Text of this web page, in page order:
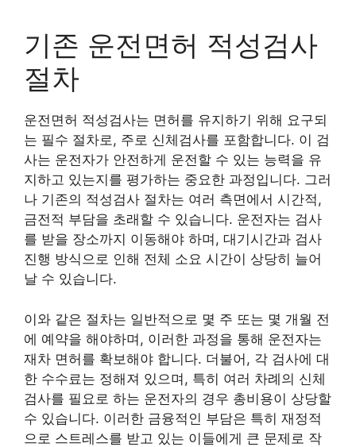
기존 운전면허 적성검사
절차
운전면허 적성검사는 면허를 유지하기 위해 요구되
는 필수 절차로, 주로 신체검사를 포함합니다. 이 검
사는 운전자가 안전하게 운전할 수 있는 능력을 유
지하고 있는지를 평가하는 중요한 과정입니다. 그러
나 기존의 적성검사 절차는 여러 측면에서 시간적,
금전적 부담을 초래할 수 있습니다. 운전자는 검사
를 받을 장소까지 이동해야 하며, 대기시간과 검사
진행 방식으로 인해 전체 소요 시간이 상당히 늘어
날 수 있습니다.
이와 같은 절차는 일반적으로 몇 주 또는 몇 개월 전
에 예약을 해야하며, 이러한 과정을 통해 운전자는
재차 면허를 확보해야 합니다. 더불어, 각 검사에 대
한 수수료는 정해져 있으며, 특히 여러 차례의 신체
검사를 필요로 하는 운전자의 경우 총비용이 상당할
수 있습니다. 이러한 금융적인 부담은 특히 재정적
으로 스트레스를 받고 있는 이들에게 큰 문제로 작